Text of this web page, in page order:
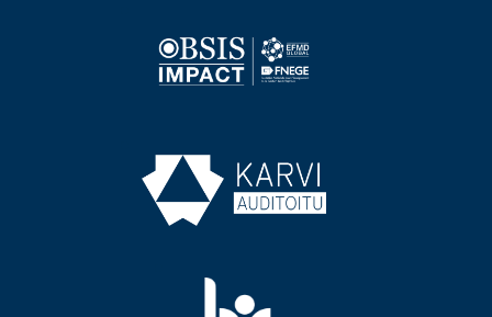
Image
Image
Image